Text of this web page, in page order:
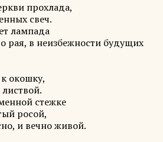
прохлада,
свеч.
лампада
рая, в неизбежности будущих
окошку,
стежке
росой,
и вечно живой.